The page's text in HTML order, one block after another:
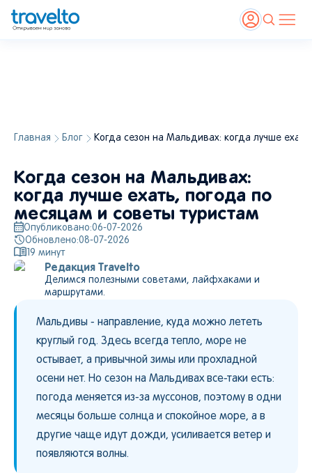
Главная Блог Когда сезон на Мальдивах: когда лучше
Когда сезон на Мальдивах:
когда лучше ехать, погода по
месяцам и советы туристам
Опубликовано:06-07-2026
Обновлено:08-07-2026
19 минут
Редакция Travelto
Делимся полезными советами, лайфхаками и
маршрутами.
Мальдивы - направление, куда можно лететь
круглый год. Здесь всегда тепло, море не
остывает, а привычной зимы или прохладной
осени нет. Но сезон на Мальдивах все-таки есть:
погода меняется из-за муссонов, поэтому в одни
месяцы больше солнца и спокойное море, а в
другие чаще идут дожди, усиливается ветер и
появляются волны.